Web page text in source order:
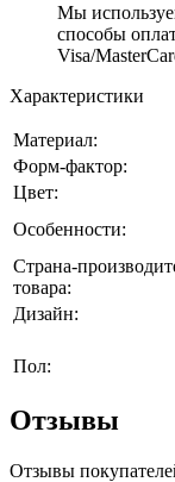
Мы
способы
Visa/
Характеристики
Материал:
Форм-фактор:
Цвет:
Особенности:
Страна-
товара:
Дизайн:
Пол:
Отзывы
Отзывы